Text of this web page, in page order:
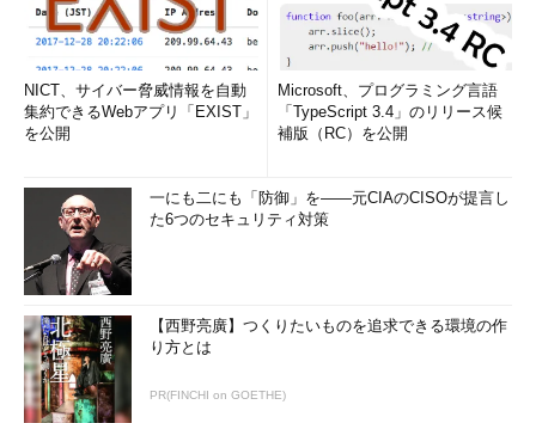
ール機能
●ドメインプロファイルにおける推奨設定
それでは以下、各項目についてその推奨する設定について見て
いく。なおグループポリシーの項目名は、Windows XP／
2008以降で少し異なるが、ここではWindows 7／Windows
Server 2008 R2での例を示しておく。たとえ項目名は異なってい
ても、その意味するところは変わらない。
■「ローカル プログラムの例外を許可する」→未構成／有効／無
効
Windowsファイアウォールでは、デフォルトでは外部からの着
信はブロックされるが、これに対して「例外」を定義すると、外
NICT、サイバー脅威情報を自動
集約できるWebアプリ「EXIST」
を公開
Microsoft、プログラミング言語
「TypeScript 3.4」のリリース候
補版（RC）を公開
一にも二にも「防御」を――元CIAのCISOが提言し
た6つのセキュリティ対策
【西野亮廣】つくりたいものを追求できる環境の作
り方とは
PR(FINCHI on GOETHE)